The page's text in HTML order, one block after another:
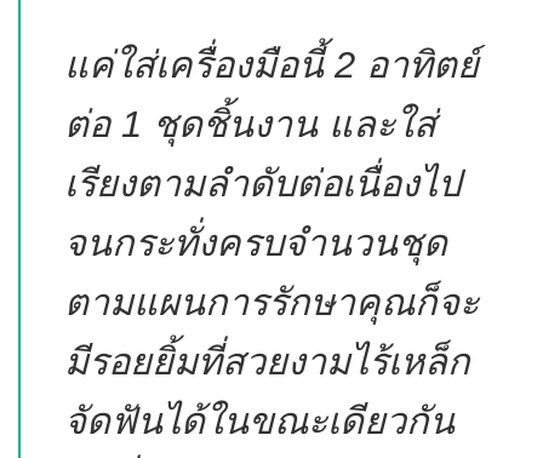
แค่ใส่เครื่องมือนี้ 2 อาทิตย์
ต่อ 1 ชุดชิ้นงาน และใส่
เรียงตามลำดับต่อเนื่องไป
จนกระทั่งครบจำนวนชุด
ตามแผนการรักษาคุณก็จะ
มีรอยยิ้มที่สวยงามไร้เหล็ก
จัดฟันได้ในขณะเดียวกัน